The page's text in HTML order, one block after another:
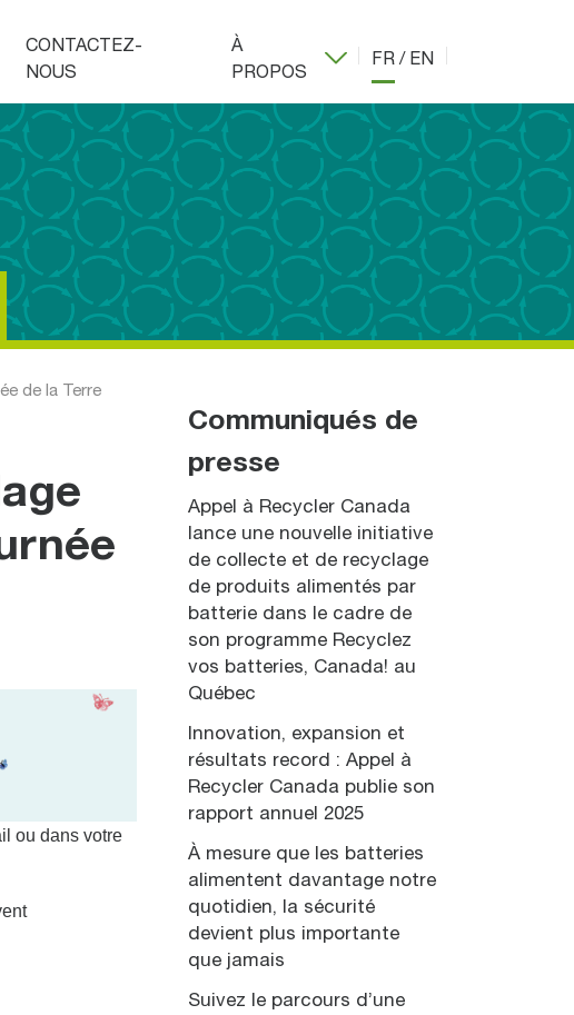
CONTACTEZ-
NOUS
À
PROPOS
FR / EN
de la Terre
ou dans votre
Communiqués de
presse
Appel à Recycler Canada
lance une nouvelle initiative
de collecte et de recyclage
de produits alimentés par
batterie dans le cadre de
son programme Recyclez
vos batteries, Canada! au
Québec
Innovation, expansion et
résultats record : Appel à
Recycler Canada publie son
rapport annuel 2025
À mesure que les batteries
alimentent davantage notre
quotidien, la sécurité
devient plus importante
que jamais
Suivez le parcours d’une